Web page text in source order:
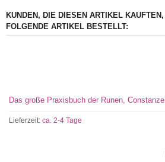
KUNDEN, DIE DIESEN ARTIKEL
FOLGENDE ARTIKEL BESTELLT:
Das große Praxisbuch der Runen,
Lieferzeit: ca. 2-4 Tage